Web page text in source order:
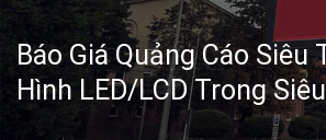
Báo Giá Quảng Cáo Siêu
Hình LED/LCD Trong